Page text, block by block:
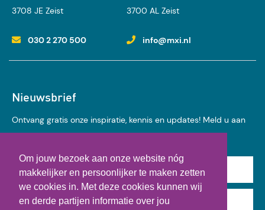
Om jouw bezoek aan onze website nóg
makkelijker en persoonlijker te maken zetten
we cookies in. Met deze cookies kunnen wij
en derde partijen informatie over jou
3708 JE Zeist
3700 AL Zeist
030 2 270 500 info@mxi.nl
Nieuwsbrief
Ontvang gratis onze inspiratie, kennis en updates! Meld u aan
voor onze nieuwsbrief:
Achternaam
E-mail